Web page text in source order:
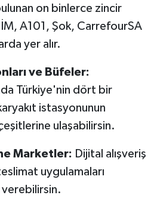
on binlerce zincir
A101, Şok, CarrefourSA
yer alır.
ve Büfeler:
Türkiye'nin dört bir
istasyonunun
ulaşabilirsin.
Marketler: Dijital alışveriş
uygulamaları